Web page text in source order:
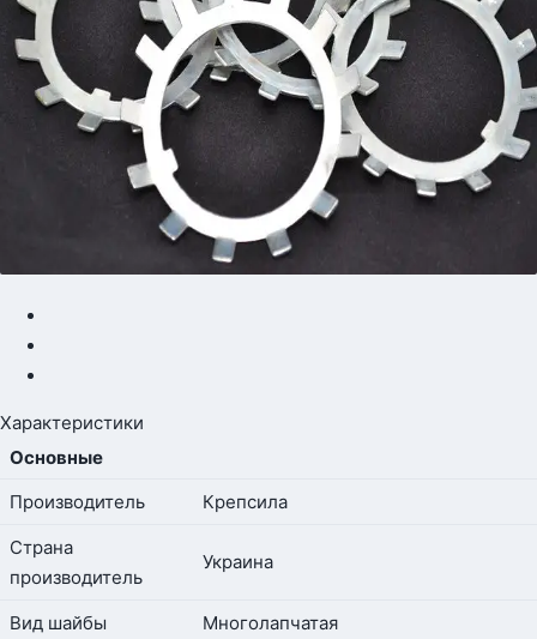
Характеристики
Основные
Производитель
Крепсила
Страна
производитель
Украина
Вид шайбы Многолапчатая